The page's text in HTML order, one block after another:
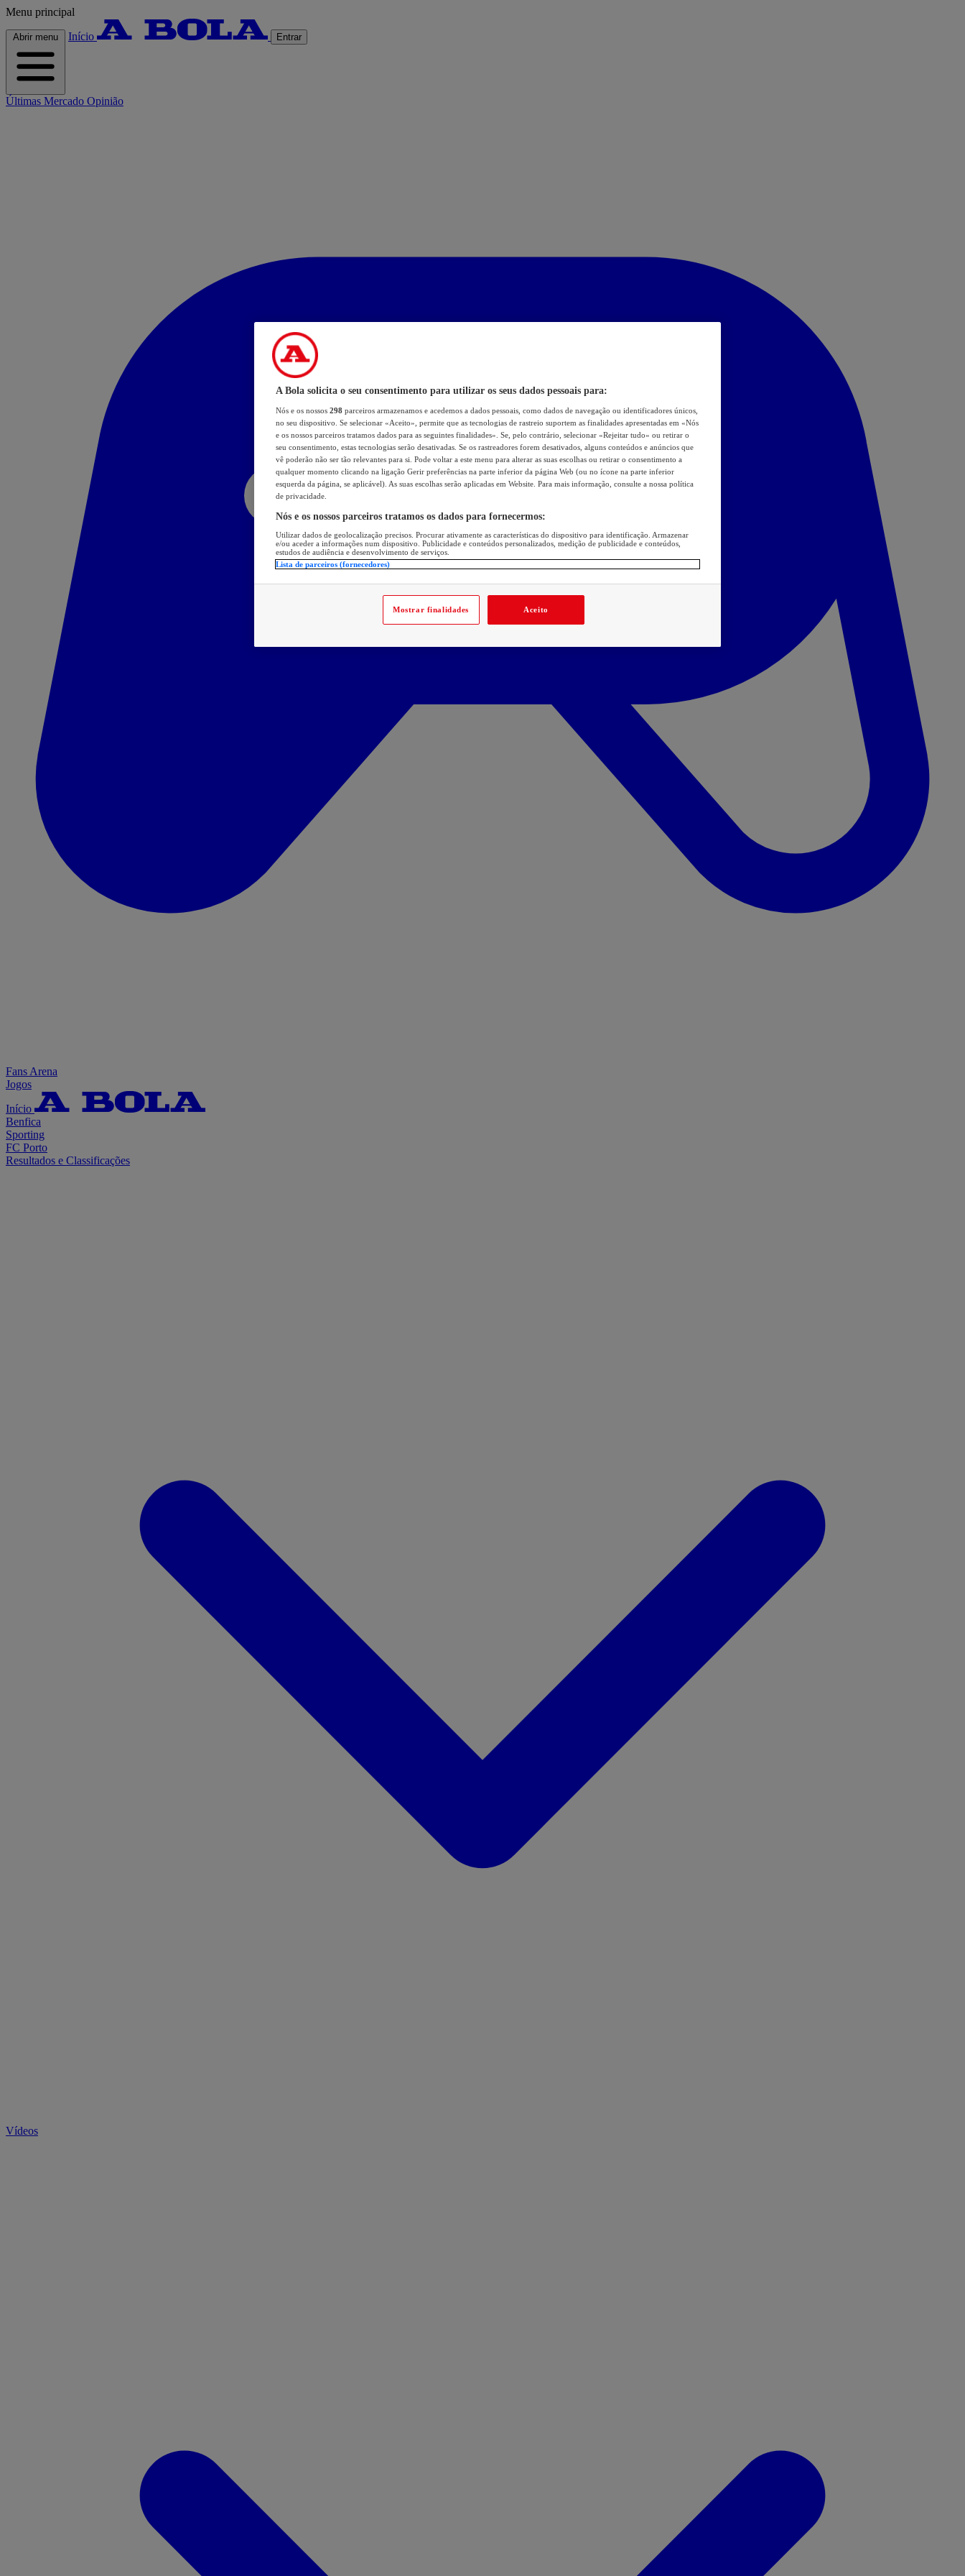
Menu principal
Abrir menu Início Entrar
Últimas Mercado Opinião
Fans Arena
Jogos
Início
Benfica
Sporting
FC Porto
Resultados e Classificações
Vídeos
A Bola solicita o seu consentimento para utilizar os seus dados pessoais para:
Nós e os nossos 298 parceiros armazenamos e acedemos a dados pessoais, como dados de navegação ou identificadores únicos,
no seu dispositivo. Se selecionar «Aceito», permite que as tecnologias de rastreio suportem as finalidades apresentadas em «Nós
e os nossos parceiros tratamos dados para as seguintes finalidades». Se, pelo contrário, selecionar «Rejeitar tudo» ou retirar o
seu consentimento, estas tecnologias serão desativadas. Se os rastreadores forem desativados, alguns conteúdos e anúncios que
vê poderão não ser tão relevantes para si. Pode voltar a este menu para alterar as suas escolhas ou retirar o consentimento a
qualquer momento clicando na ligação Gerir preferências na parte inferior da página Web (ou no ícone na parte inferior
esquerda da página, se aplicável). As suas escolhas serão aplicadas em Website. Para mais informação, consulte a nossa política
de privacidade.
Nós e os nossos parceiros tratamos os dados para fornecermos:
Utilizar dados de geolocalização precisos. Procurar ativamente as características do dispositivo para identificação. Armazenar
e/ou aceder a informações num dispositivo. Publicidade e conteúdos personalizados, medição de publicidade e conteúdos,
estudos de audiência e desenvolvimento de serviços.
Lista de parceiros (fornecedores)
Mostrar finalidades Aceito